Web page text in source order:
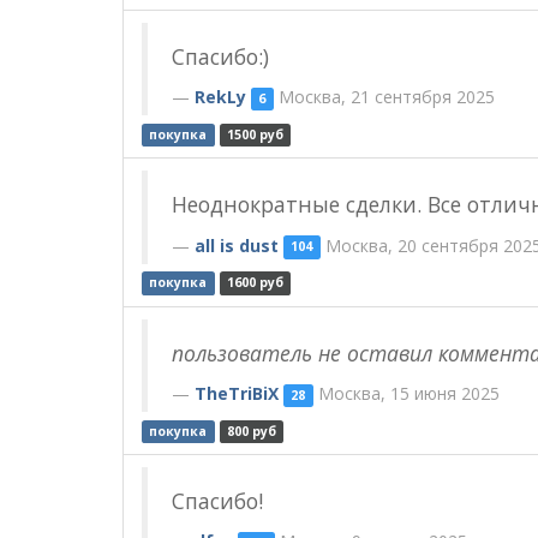
Спасибо:)
RekLy 6 Москва, 21 сентября 2025
покупка 1500 руб
Неоднократные сделки. Все
all is dust 104 Москва, 20 сентября
покупка 1600 руб
пользователь не оставил
TheTriBiX 28 Москва, 15 июня 2025
покупка 800 руб
Спасибо!